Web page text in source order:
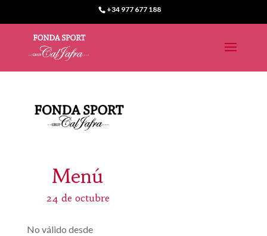
+34 977 677 188
Menú
24 de octubre
No válido desde